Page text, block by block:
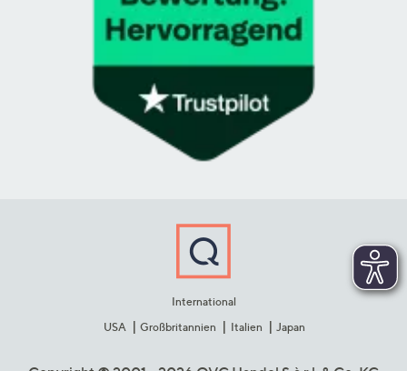
International
USA
Großbritannien Italien Japan